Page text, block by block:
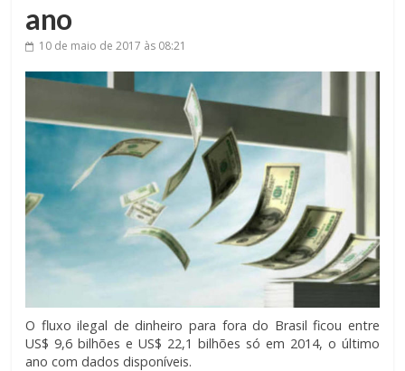
ano
10 de maio de 2017 às 08:21
O fluxo ilegal de dinheiro para fora do Brasil ficou entre
US$ 9,6 bilhões e US$ 22,1 bilhões só em 2014, o último
ano com dados disponíveis.